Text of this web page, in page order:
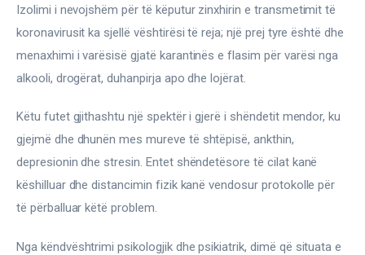
Nena dhe Femija
Onkologji
Ortopedi dhe Fizioterapi
Izolimi i nevojshëm për të këputur zinxhirin e transmetimit të
koronavirusit ka sjellë vështirësi të reja; një prej tyre është dhe
menaxhimi i varësisë gjatë karantinës e flasim për varësi nga
alkooli, drogërat, duhanpirja apo dhe lojërat.
Këtu futet gjithashtu një spektër i gjerë i shëndetit mendor, ku
gjejmë dhe dhunën mes mureve të shtëpisë, ankthin,
depresionin dhe stresin. Entet shëndetësore të cilat kanë
këshilluar dhe distancimin fizik kanë vendosur protokolle për
të përballuar këtë problem.
Nga këndvështrimi psikologjik dhe psikiatrik, dimë që situata e